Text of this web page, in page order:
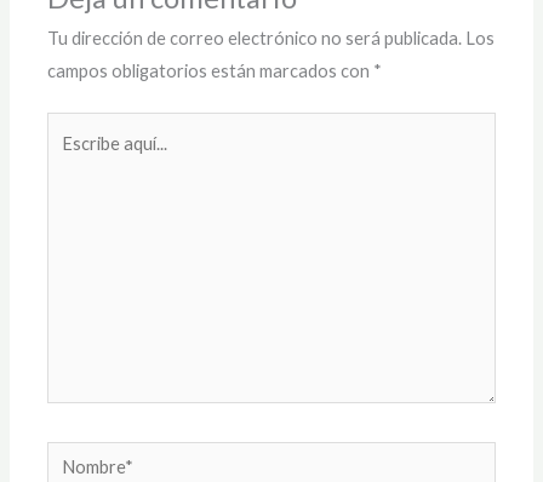
Tu dirección de correo electrónico no será publicada. Los
campos obligatorios están marcados con *
Nombre*